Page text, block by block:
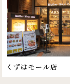
くずはモール店